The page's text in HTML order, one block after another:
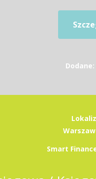
Smart